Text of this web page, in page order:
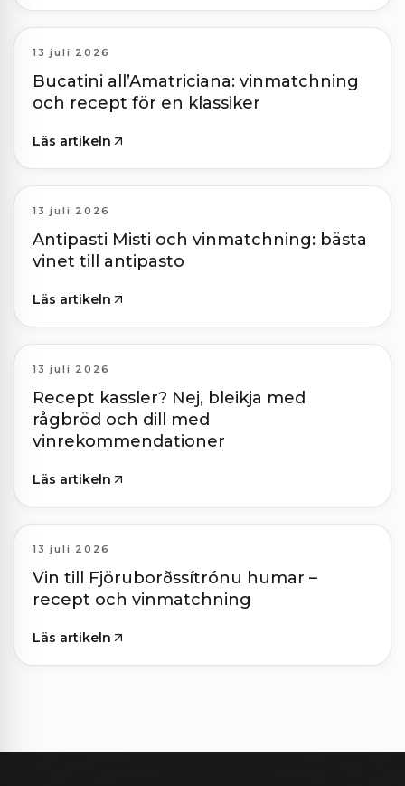
13 juli 2026
Bucatini all’Amatriciana: vinmatchning
och recept för en klassiker
Läs artikeln
13 juli 2026
Antipasti Misti och vinmatchning: bästa
vinet till antipasto
Läs artikeln
13 juli 2026
Recept kassler? Nej, bleikja med
rågbröd och dill med
vinrekommendationer
Läs artikeln
13 juli 2026
Vin till Fjöruborðssítrónu humar –
recept och vinmatchning
Läs artikeln